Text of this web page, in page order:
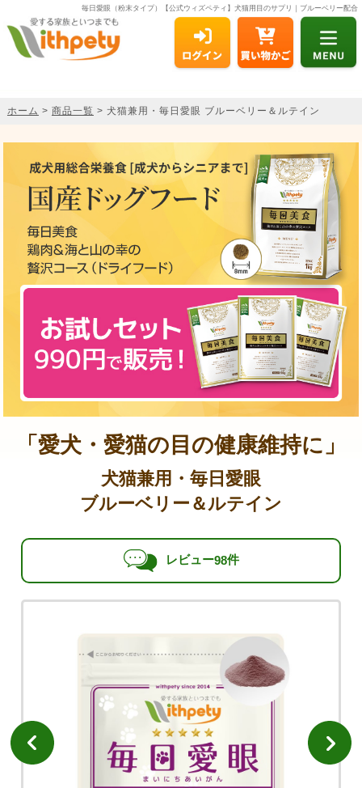
毎日愛眼（粉末タイプ）【公式ウィズペティ】犬猫用目のサプリ｜ブルーベリー配合
ホーム > 商品一覧 > 犬猫兼用・毎日愛眼 ブルーベリー＆ルテイン
「愛犬・愛猫の目の健康維持に」
犬猫兼用・毎日愛眼
ブルーベリー＆ルテイン
レビュー98件